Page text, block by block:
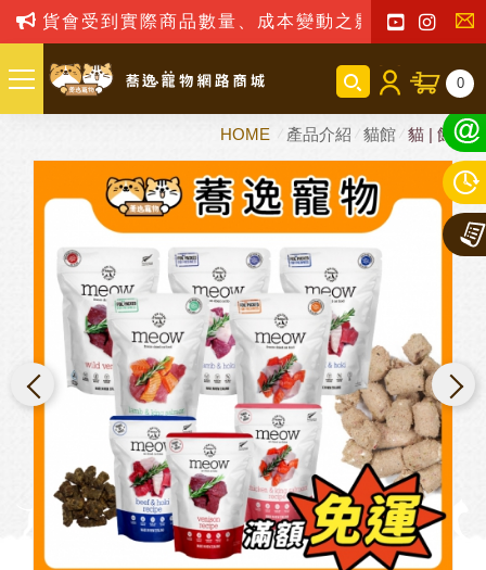
受到實際商品數量、成本變動之影響，我司保留訂單
聯
我
們
0
HOME 產品介紹 貓館 貓 | 飼料